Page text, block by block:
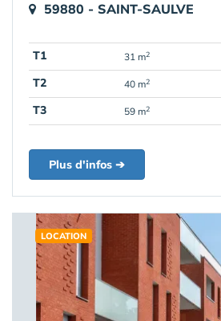
59880 - SAINT-SAULVE
T1 31 m2
T2
40 m2
T3
59 m2
Plus d'infos ➔
LOCATION